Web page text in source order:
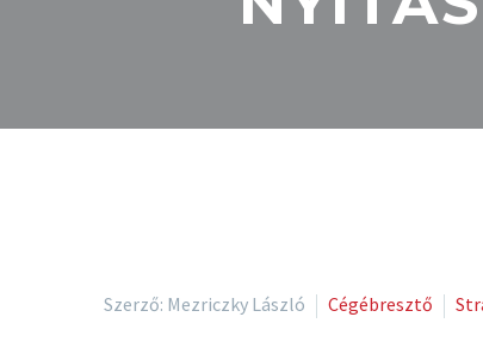
Szerző: Mezriczky László Cégébresztő